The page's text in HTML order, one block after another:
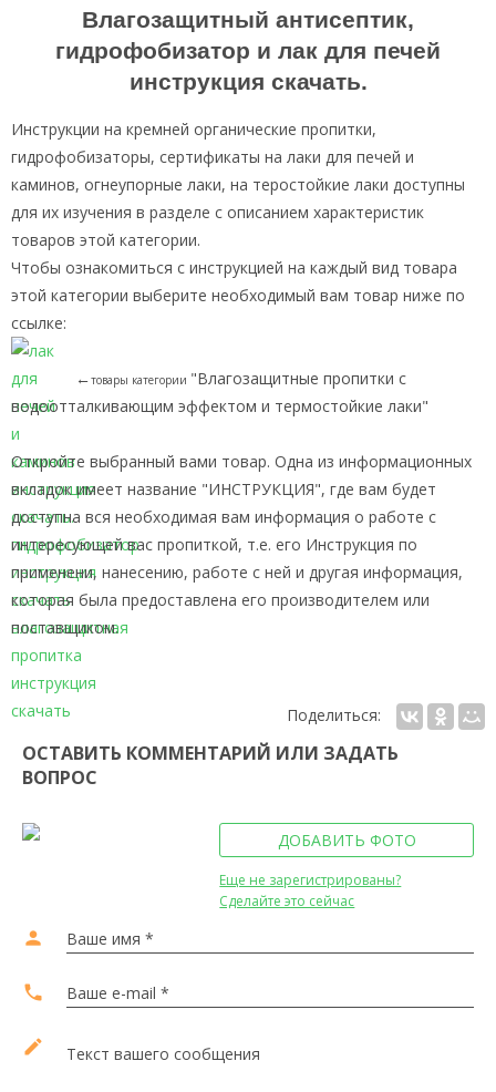
Влагозащитный антисептик,
гидрофобизатор и лак для печей
инструкция скачать.
Инструкции на кремней органические пропитки,
гидрофобизаторы, сертификаты на лаки для печей и
каминов, огнеупорные лаки, на теростойкие лаки доступны
для их изучения в разделе с описанием характеристик
товаров этой категории.
Чтобы ознакомиться с инструкцией на каждый вид товара
этой категории выберите необходимый вам товар ниже по
ссылке:
←товары категории "Влагозащитные пропитки с
водоотталкивающим эффектом и термостойкие лаки"
Откройте выбранный вами товар. Одна из информационных
вкладок имеет название "ИНСТРУКЦИЯ", где вам будет
доступна вся необходимая вам информация о работе с
интересующей вас пропиткой, т.е. его Инструкция по
применени, нанесению, работе с ней и другая информация,
которая была предоставлена его производителем или
поставщиком.
Поделиться:
ОСТАВИТЬ КОММЕНТАРИЙ ИЛИ ЗАДАТЬ
ВОПРОС
ДОБАВИТЬ ФОТО
Еще не зарегистрированы?
Сделайте это сейчас
person Ваше имя *
local_phone Ваше e-mail *
edit Текст вашего сообщения